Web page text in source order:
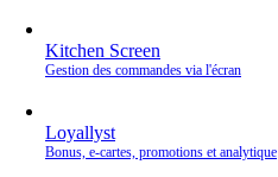
Kitchen Screen
Gestion des commandes via l'écran
Loyallyst
Bonus, e‑cartes, promotions et analytique